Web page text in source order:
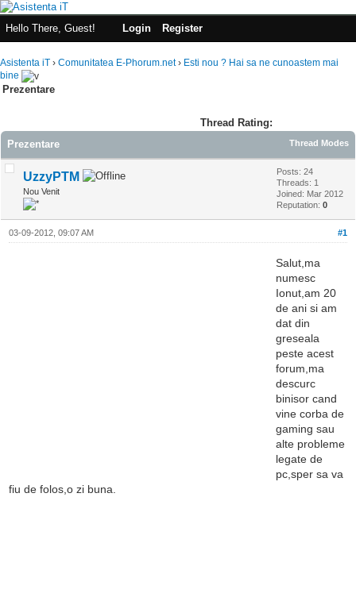
Hello There, Guest! Login Register
Asistenta iT › Comunitatea E-Phorum.net› Esti nou ? Hai sa ne cunoastem mai
bine
Prezentare
Thread Rating:
Thread Modes
Prezentare
UzzyPTM
Nou Venit
Posts: 24
Threads: 1
Joined: Mar 2012
Reputation: 0
#1
03-09-2012, 09:07 AM
Salut,ma
numesc
Ionut,am 20
de ani si am
dat din
greseala
peste acest
forum,ma
descurc
binisor cand
vine corba de
gaming sau
alte probleme
legate de
pc,sper sa va
fiu de folos,o zi buna.